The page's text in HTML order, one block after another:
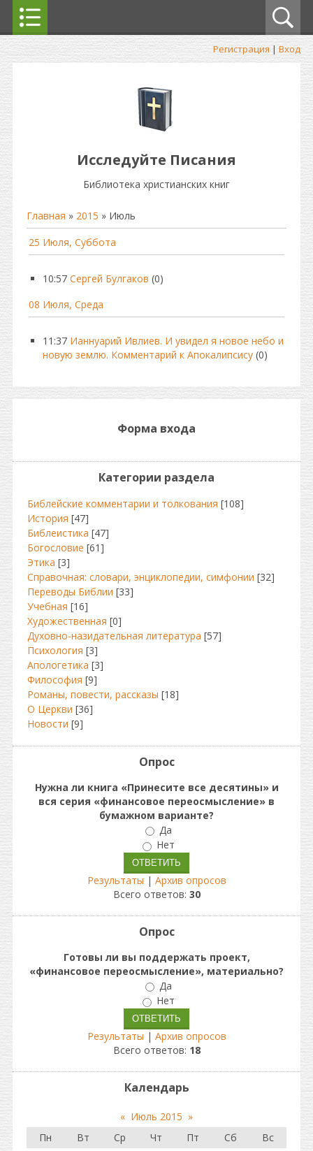
Регистрация | Вход
Исследуйте Писания
Библиотека христианских книг
Главная » 2015 » Июль
25 Июля, Суббота
10:57 Сергей Булгаков (0)
08 Июля, Среда
11:37 Ианнуарий Ивлиев. И увидел я новое небо и
новую землю. Комментарий к Апокалипсису (0)
Форма входа
Категории раздела
Библейские комментарии и толкования [108]
История [47]
Библеистика [47]
Богословие [61]
Этика [3]
Справочная: словари, энциклопедии, симфонии [32]
Переводы Библии [33]
Учебная [16]
Художественная [0]
Духовно-назидательная литература [57]
Психология [3]
Апологетика [3]
Философия [9]
Романы, повести, рассказы [18]
О Церкви [36]
Новости [9]
Опрос
Нужна ли книга «Принесите все десятины» и
вся серия «финансовое переосмысление» в
бумажном варианте?
Да
Нет
Результаты | Архив опросов
Всего ответов: 30
Опрос
Готовы ли вы поддержать проект,
«финансовое переосмысление», материально?
Да
Нет
Результаты | Архив опросов
Всего ответов: 18
Календарь
« Июль 2015 »
Пн
Вт Ср Чт Пт Сб
Вс